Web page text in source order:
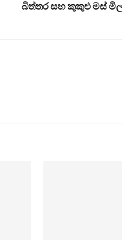
බිත්තර සහ කුකුළු මස් මිල